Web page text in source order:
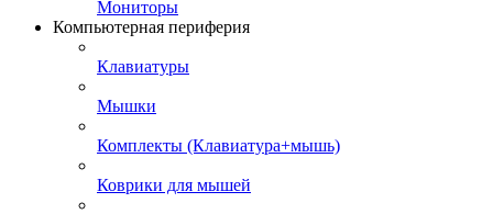
Мониторы
Компьютерная периферия
Клавиатуры
Мышки
Комплекты (Клавиатура+мышь)
Коврики для мышей